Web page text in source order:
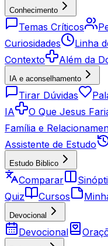
Conhecimento
Temas Críticos
Curiosidades
Linha
Contexto
Além da
IA e aconselhamento
Tirar Dúvidas
IA
O Que Jesus
Família e
Assistente de Estudo
Estudo Biblico
Comparar
Quiz
Cursos
Devocional
Devocional